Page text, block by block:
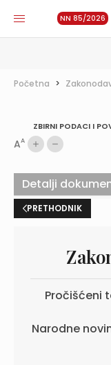
NN 85/2026
Početna >
ZBIRNI PODACI I
AA
PRETHODNIK
Pročišćeni
Narodne
Detalji